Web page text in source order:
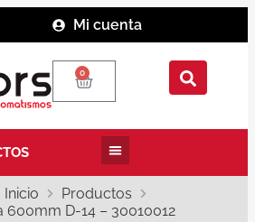
Mi cuenta
0
Inicio
Productos
D-14 – 30010012